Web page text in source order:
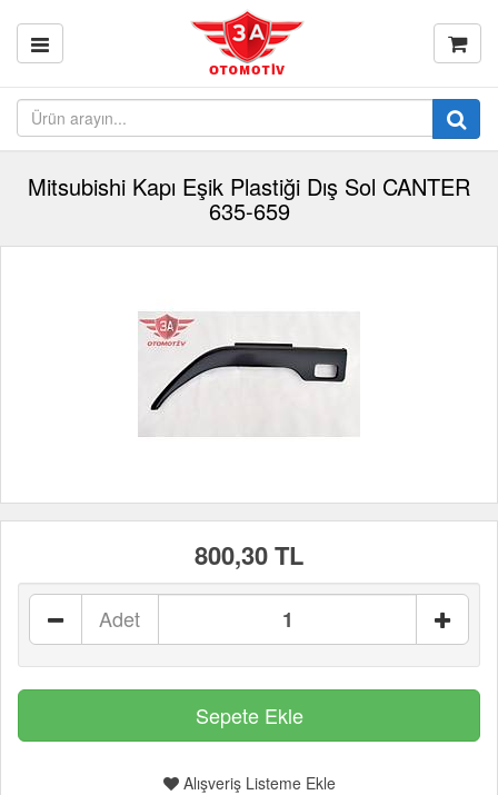
Mitsubishi Kapı Eşik Plastiği Dış Sol CANTER
635-659
800,30 TL
Adet
Alışveriş Listeme Ekle